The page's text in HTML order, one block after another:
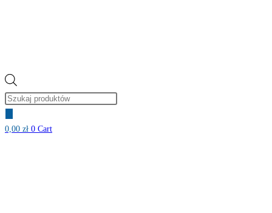
Wyszukiwarka
0,00 zł 0 Cart